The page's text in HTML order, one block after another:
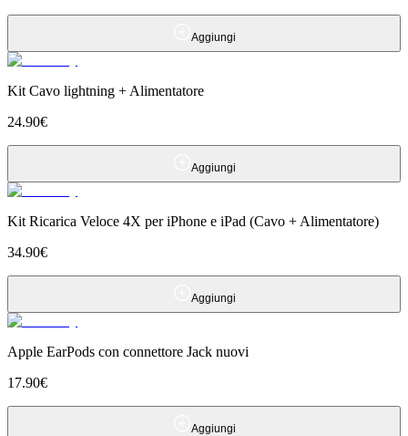
Aggiungi
Kit Cavo lightning + Alimentatore
24.90€
Aggiungi
Kit Ricarica Veloce 4X per iPhone e iPad (Cavo + Alimentatore)
34.90€
Aggiungi
Apple EarPods con connettore Jack nuovi
17.90€
Aggiungi